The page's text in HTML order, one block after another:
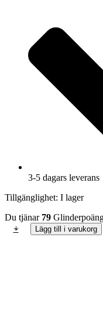
3-5 dagars leverans
Tillgänglighet: I lager
Du tjänar 79
-
Örhänge
+ Lägg till i varukorg